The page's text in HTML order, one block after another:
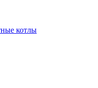
котлы